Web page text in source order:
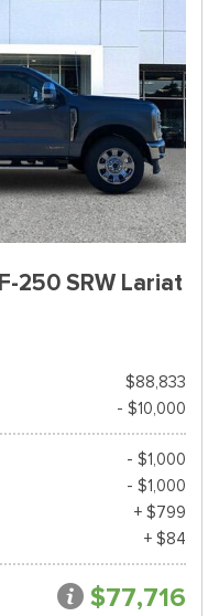
250 SRW Lariat
$88,833
- $10,000
- $1,000
- $1,000
+ $799
+ $84
$77,716